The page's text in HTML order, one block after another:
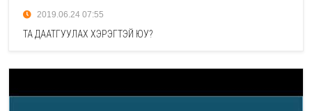
2019.06.24 07:55
ТА ДААТГУУЛАХ ХЭРЭГТЭЙ ЮУ?